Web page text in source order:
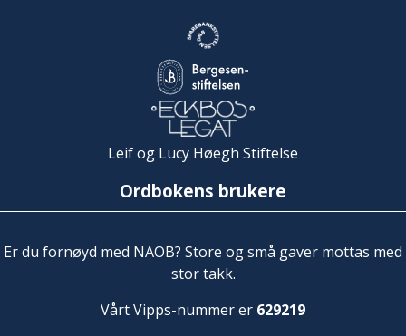
Leif og Lucy Høegh Stiftelse
Ordbokens brukere
Er du fornøyd med NAOB? Store og små gaver mottas med
stor takk.
Vårt Vipps-nummer er 629219